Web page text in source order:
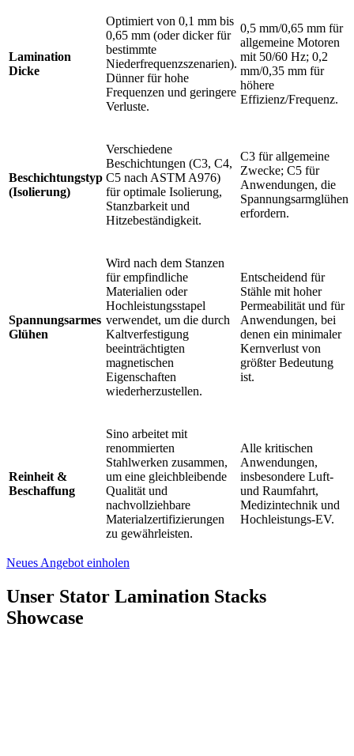
Lamination
Dicke
Optimiert von 0,1 mm bis
0,65 mm (oder dicker für
bestimmte
Niederfrequenzszenarien).
Dünner für hohe
Frequenzen und geringere
Verluste.
0,5 mm/0,65 mm für
allgemeine Motoren
mit 50/60 Hz; 0,2
mm/0,35 mm für
höhere
Effizienz/Frequenz.
Beschichtungstyp
(Isolierung)
Verschiedene
Beschichtungen (C3, C4,
C5 nach ASTM A976)
für optimale Isolierung,
Stanzbarkeit und
Hitzebeständigkeit.
C3 für allgemeine
Zwecke; C5 für
Anwendungen, die
Spannungsarmglühen
erfordern.
Spannungsarmes
Glühen
Wird nach dem Stanzen
für empfindliche
Materialien oder
Hochleistungsstapel
verwendet, um die durch
Kaltverfestigung
beeinträchtigten
magnetischen
Eigenschaften
wiederherzustellen.
Entscheidend für
Stähle mit hoher
Permeabilität und für
Anwendungen, bei
denen ein minimaler
Kernverlust von
größter Bedeutung
ist.
Reinheit &
Beschaffung
Sino arbeitet mit
renommierten
Stahlwerken zusammen,
um eine gleichbleibende
Qualität und
nachvollziehbare
Materialzertifizierungen
zu gewährleisten.
Alle kritischen
Anwendungen,
insbesondere Luft-
und Raumfahrt,
Medizintechnik und
Hochleistungs-EV.
Neues Angebot einholen
Unser Stator Lamination Stacks
Showcase